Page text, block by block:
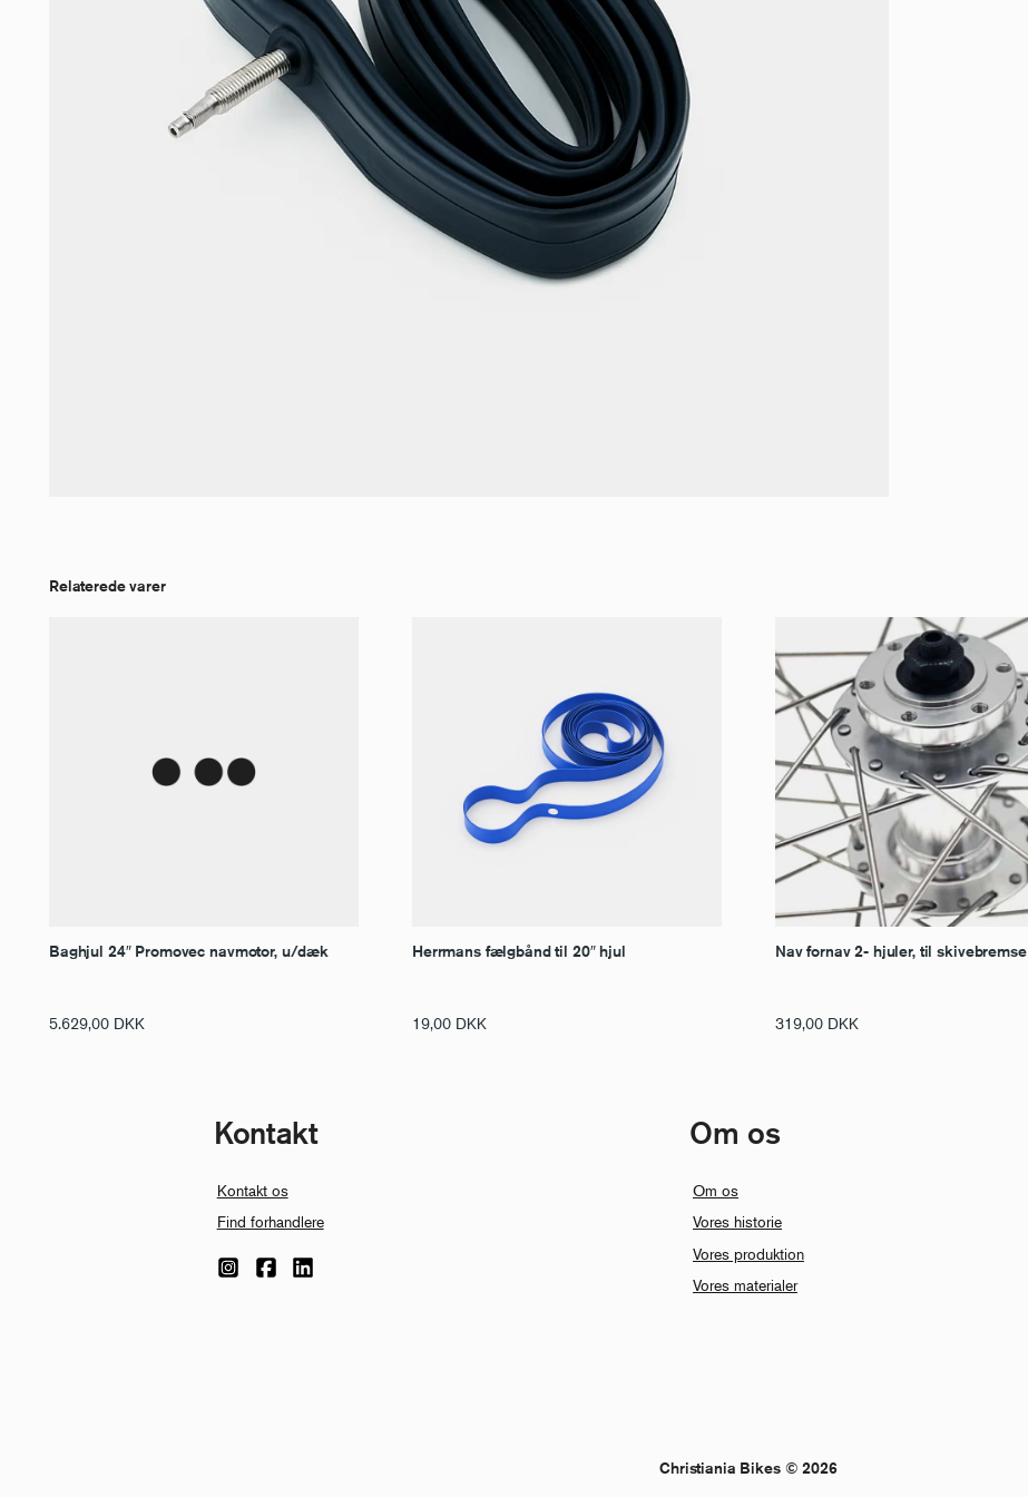
Relaterede varer
Baghjul 24″ Promovec navmotor, u/dæk
5.629,00 DKK
Herrmans fælgbånd til 20″ hjul
19,00 DKK
Nav fornav 2- hjuler, til skivebremse
319,00 DKK
Kontakt
Kontakt os
Find forhandlere
Om os
Om os
Vores historie
Vores produktion
Vores materialer
Christiania Bikes © 2026